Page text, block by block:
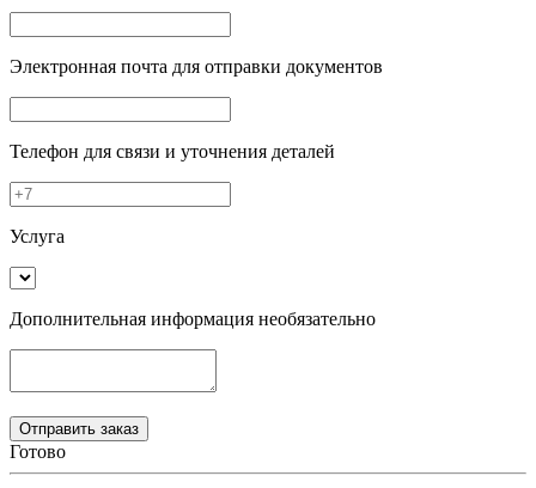
Электронная почта для отправки документов
Телефон для связи и уточнения деталей
Услуга
Дополнительная информация необязательно
Готово